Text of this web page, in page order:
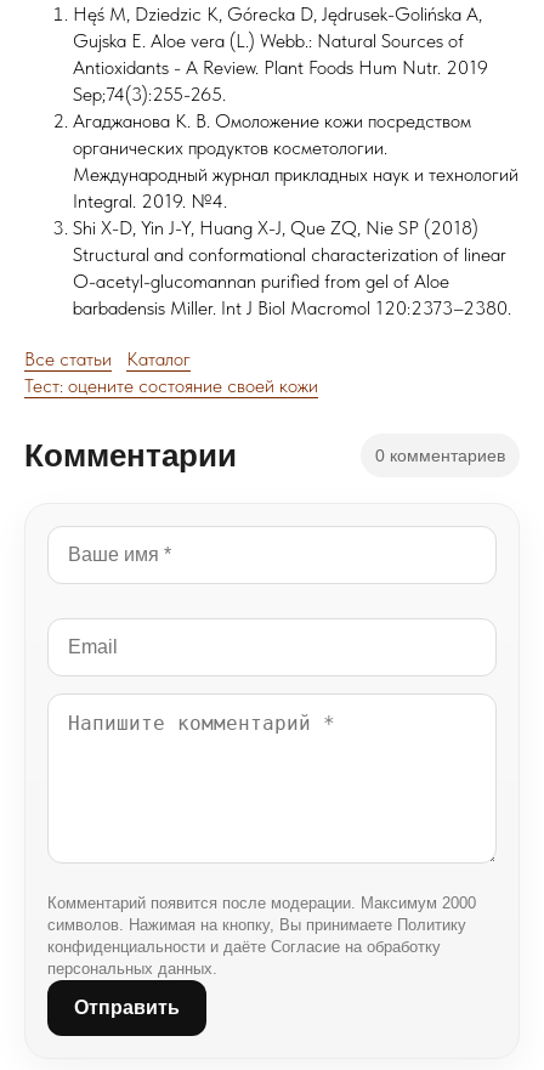
Hęś M, Dziedzic K, Górecka D, Jędrusek-Golińska A,
Gujska E. Aloe vera (L.) Webb.: Natural Sources of
Antioxidants - A Review. Plant Foods Hum Nutr. 2019
Sep;74(3):255-265.
Агаджанова К. В. Омоложение кожи посредством
органических продуктов косметологии.
Международный журнал прикладных наук и технологий
Integral. 2019. №4.
Shi X-D, Yin J-Y, Huang X-J, Que ZQ, Nie SP (2018)
Structural and conformational characterization of linear
O-acetyl-glucomannan purified from gel of Aloe
barbadensis Miller. Int J Biol Macromol 120:2373–2380.
Все статьи
Каталог
Тест: оцените состояние своей кожи
Комментарии 0 комментариев
Комментарий появится после модерации. Максимум 2000
символов. Нажимая на кнопку, Вы принимаете Политику
конфиденциальности и даёте Согласие на обработку
персональных данных.
Отправить